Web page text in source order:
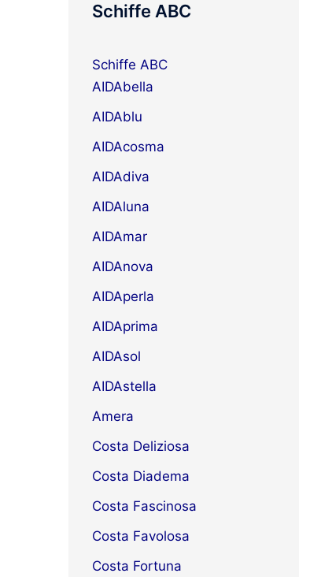
Schiffe ABC
Schiffe ABC
AIDAbella
AIDAblu
AIDAcosma
AIDAdiva
AIDAluna
AIDAmar
AIDAnova
AIDAperla
AIDAprima
AIDAsol
AIDAstella
Amera
Costa Deliziosa
Costa Diadema
Costa Fascinosa
Costa Favolosa
Costa Fortuna